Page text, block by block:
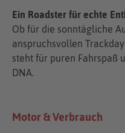
Ein Roadster für echte
Ob für die sonntägliche
anspruchsvollen
steht für puren Fahrspaß
DNA.
Motor & Verbrauch